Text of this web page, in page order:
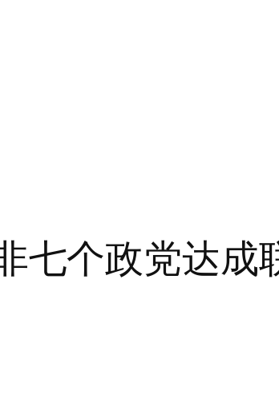
七个政党达成